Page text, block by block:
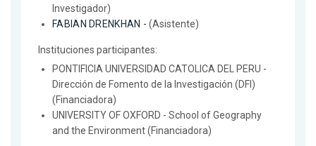
Investigador)
FABIAN DRENKHAN - (Asistente)
Instituciones participantes:
PONTIFICIA UNIVERSIDAD CATOLICA DEL PERU -
Dirección de Fomento de la Investigación (DFI)
(Financiadora)
UNIVERSITY OF OXFORD - School of Geography
and the Environment (Financiadora)